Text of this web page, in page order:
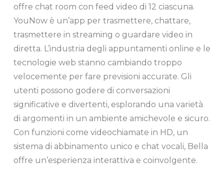
offre chat room con feed video di 12 ciascuna.
YouNow è un’app per trasmettere, chattare,
trasmettere in streaming o guardare video in
diretta. L’industria degli appuntamenti online e le
tecnologie web stanno cambiando troppo
velocemente per fare previsioni accurate. Gli
utenti possono godere di conversazioni
significative e divertenti, esplorando una varietà
di argomenti in un ambiente amichevole e sicuro.
Con funzioni come videochiamate in HD, un
sistema di abbinamento unico e chat vocali, Bella
offre un’esperienza interattiva e coinvolgente.